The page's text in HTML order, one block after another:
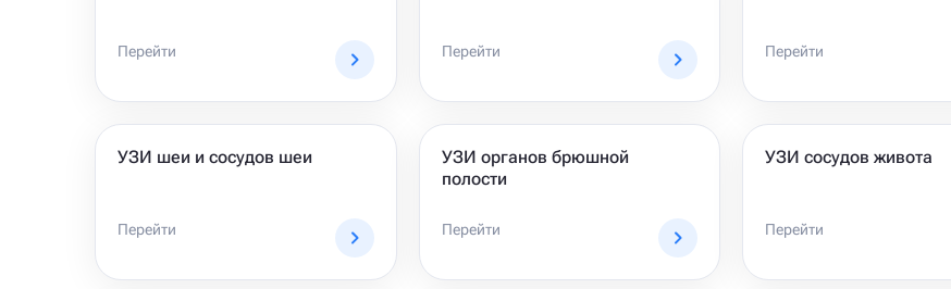
Перейти Перейти Перейти
УЗИ шеи и сосудов шеи
Перейти
УЗИ органов брюшной
полости
Перейти
УЗИ сосудов живота
Перейти